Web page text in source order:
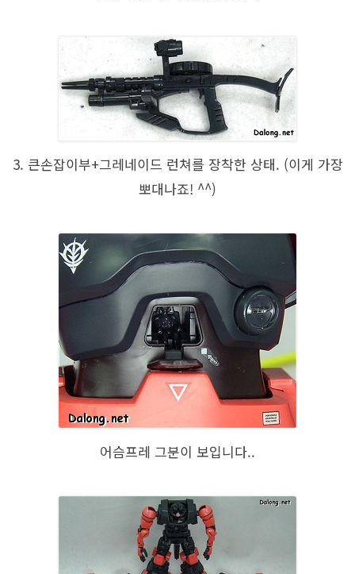
3. 큰손잡이부+그레네이드 런쳐를 장착한 상태. (이게 가장
뽀대나죠! ^^)
어슴프레 그분이 보입니다..